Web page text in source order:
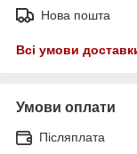
Нова пошта
Всі умови
Умови оплати
Післяплата